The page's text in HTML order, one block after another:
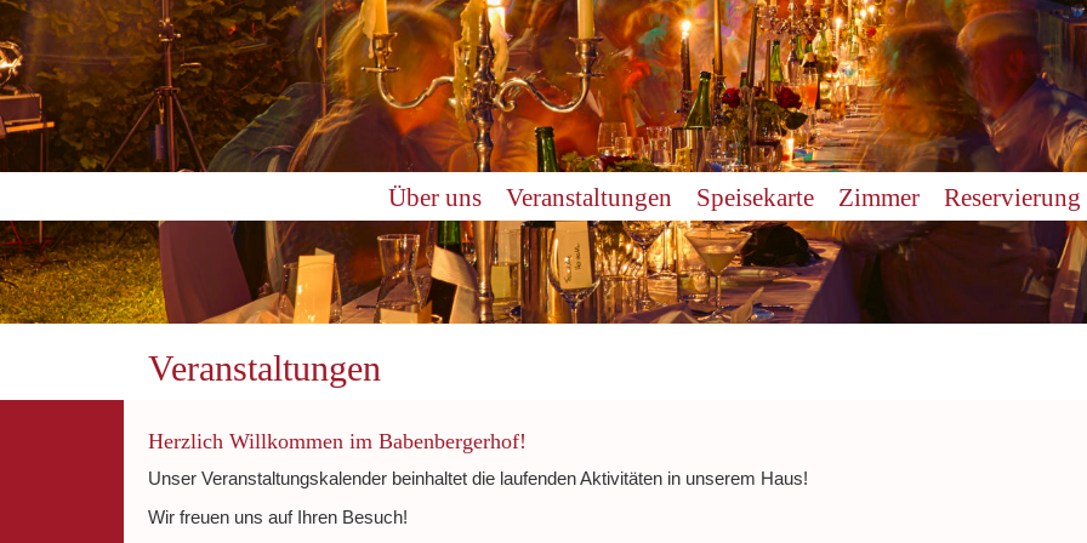
Über uns Veranstaltungen Speisekarte Zimmer Reservierung
Veranstaltungen
Herzlich Willkommen im Babenbergerhof!
Unser Veranstaltungskalender beinhaltet die laufenden Aktivitäten in unserem Haus!
Wir freuen uns auf Ihren Besuch!
0:00
2:00
5:00